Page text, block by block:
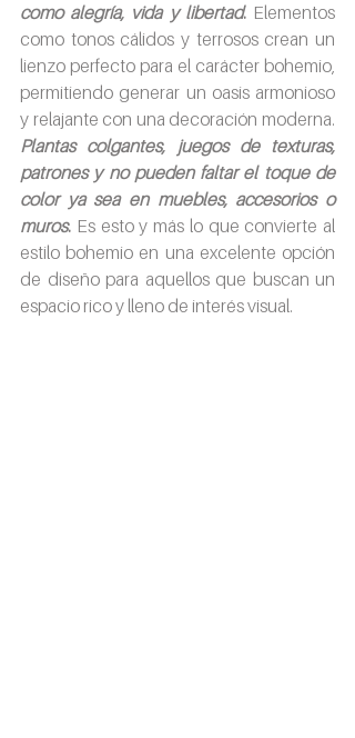
como alegría, vida y libertad. Elementos
como tonos cálidos y terrosos crean un
lienzo perfecto para el carácter bohemio,
permitiendo generar un oasis armonioso
Plantas colgantes, juegos de texturas,
patrones y no pueden faltar el toque de
color ya sea en muebles, accesorios o
muros. Es esto y más lo que convierte al
estilo bohemio en una excelente opción
de diseño para aquellos que buscan un
espacio rico y lleno de interés visual.